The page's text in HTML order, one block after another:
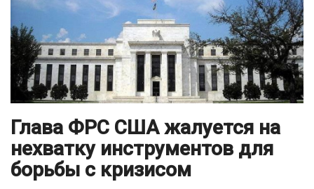
Глава ФРС США жалуется на
нехватку инструментов для
борьбы с кризисом